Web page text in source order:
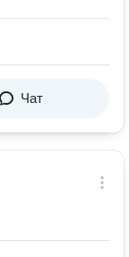
Чат